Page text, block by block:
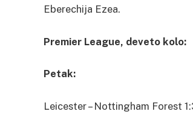
Eberechija Ezea.
Premier League, deveto kolo:
Petak:
Leicester – Nottingham Forest